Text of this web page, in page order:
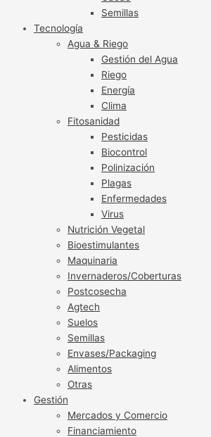
Semillas
Tecnología
Agua & Riego
Gestión del Agua
Riego
Energía
Clima
Fitosanidad
Pesticidas
Biocontrol
Polinización
Plagas
Enfermedades
Virus
Nutrición Vegetal
Bioestimulantes
Maquinaria
Invernaderos/Coberturas
Postcosecha
Agtech
Suelos
Semillas
Envases/Packaging
Alimentos
Otras
Gestión
Mercados y Comercio
Financiamiento